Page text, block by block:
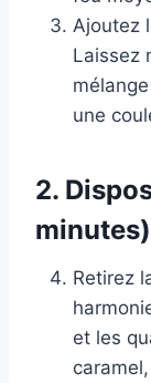
Ajoutez
Laissez
une
2.
minutes)
Retirez
et les